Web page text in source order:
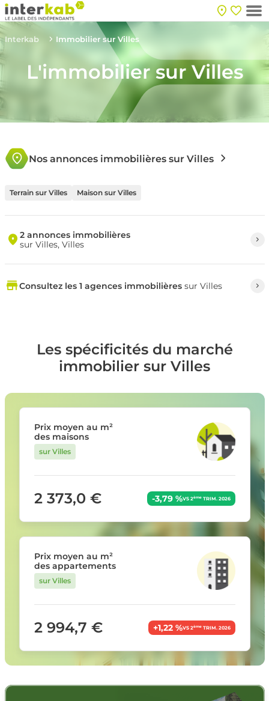
Interkab Immobilier sur Villes
L'immobilier sur Villes
Nos annonces immobilières sur Villes
Terrain sur Villes Maison sur Villes
2 annonces immobilières
sur Villes, Villes
Consultez les 1 agences immobilièressur Villes
Les spécificités du marché
immobilier sur Villes
Prix moyen au m²
des maisons
sur Villes
2 373,0 € -3,79 %VS 2èmeTRIM. 2026
Prix moyen au m²
des appartements
sur Villes
2 994,7 € +1,22 %VS 2èmeTRIM. 2026